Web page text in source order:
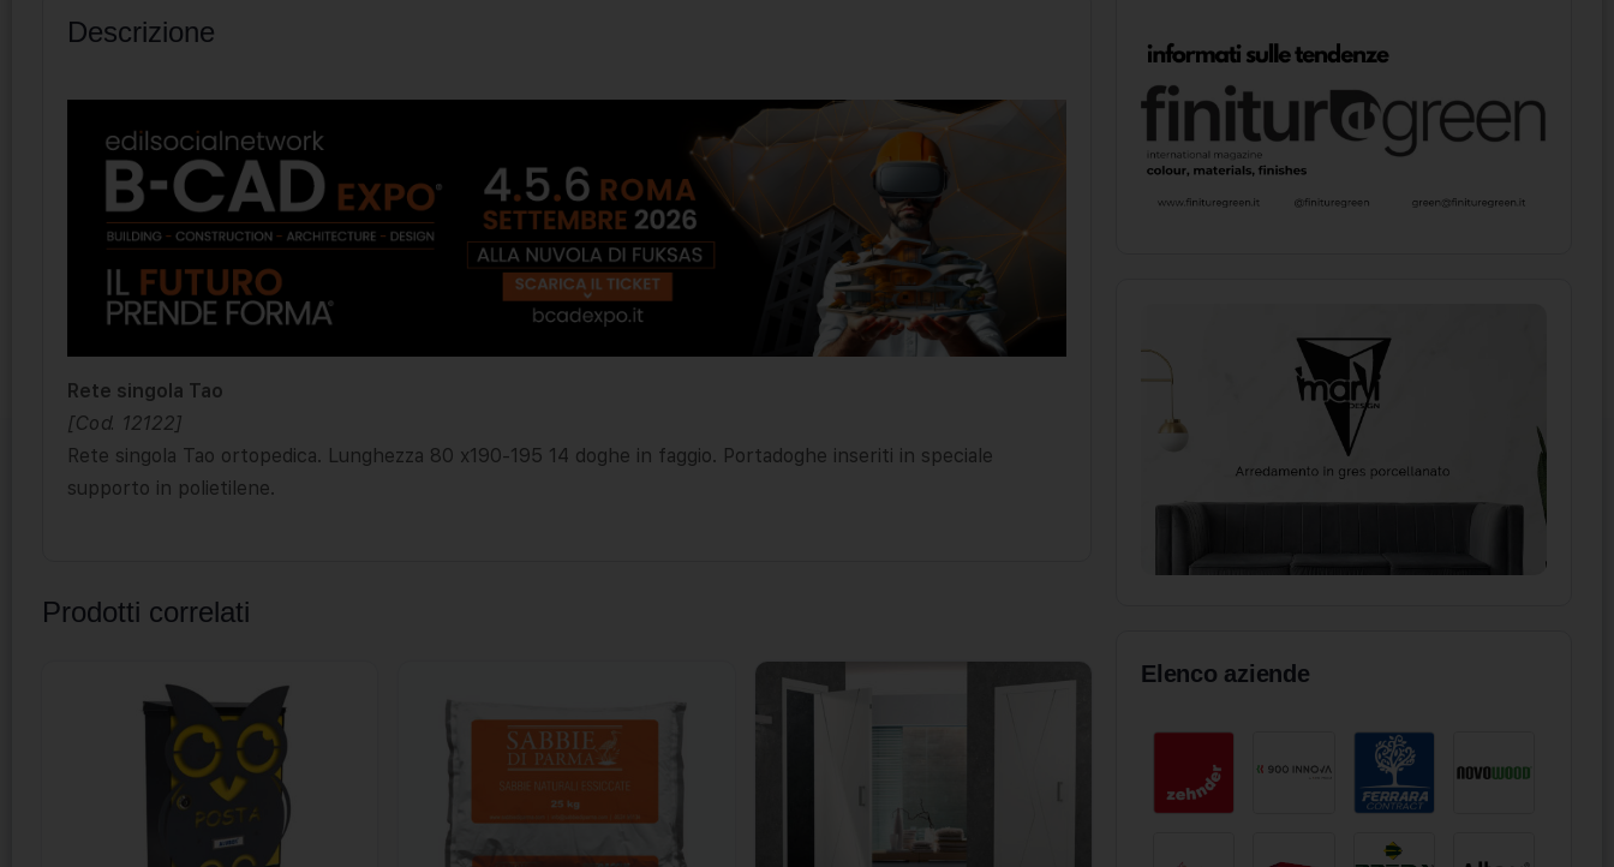
Descrizione
Rete singola Tao
[Cod. 12122]
Rete singola Tao ortopedica. Lunghezza 80 x190-195 14 doghe in faggio. Portadoghe inseriti in speciale
supporto in polietilene.
Prodotti correlati
Elenco aziende